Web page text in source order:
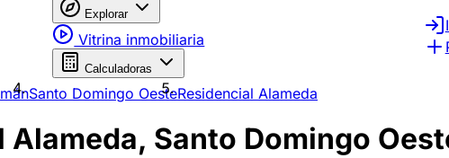
Explorar
Vitrina inmobiliaria
Calculadoras
Santo Domingo OesteResidencial Alameda
Alameda, Santo Domingo